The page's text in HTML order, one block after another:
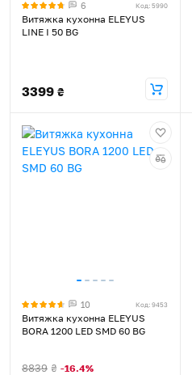
6 Код: 5990
Витяжка кухонна ELEYUS
LINE I 50 BG
3399 ₴
10 Код: 9453
Витяжка кухонна ELEYUS
BORA 1200 LED SMD 60 BG
8839 ₴ -16.4%